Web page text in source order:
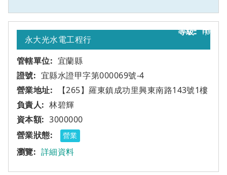
10
永大光水電工程行
宜蘭縣
宜縣水證甲字第000069號-4
【265】羅東鎮成功里興東南路143號1樓
甲
林碧輝
3000000
營業
詳細資料